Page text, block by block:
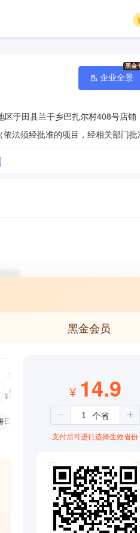
区于田县兰干乡巴扎尔村408号店铺
法须经批准的项目，经相关部门批
企业全景
黑金会员
3个月
¥99
日仅1.08元
¥ 14.9
支付后可进行选择生效省份